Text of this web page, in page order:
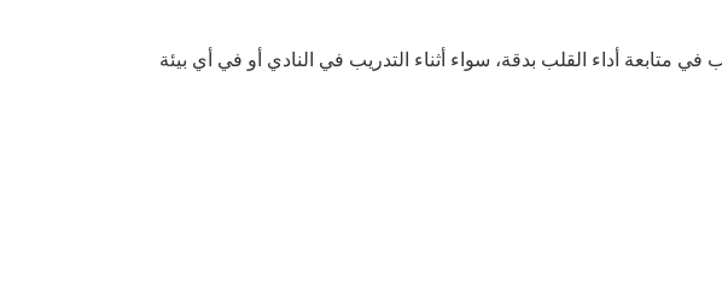
في متابعة أداء القلب بدقة، سواء أثناء التدريب في النادي أو في أي بيئة